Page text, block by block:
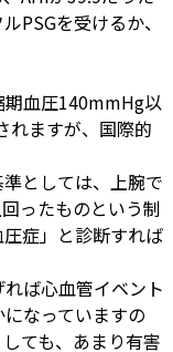
PSGを受けるか、
期血圧140mmHg以
れますが、国際的
としては、上腕で
ったものという制
症」と診断すれば
ば心血管イベント
なっていますの
ても、あまり有害